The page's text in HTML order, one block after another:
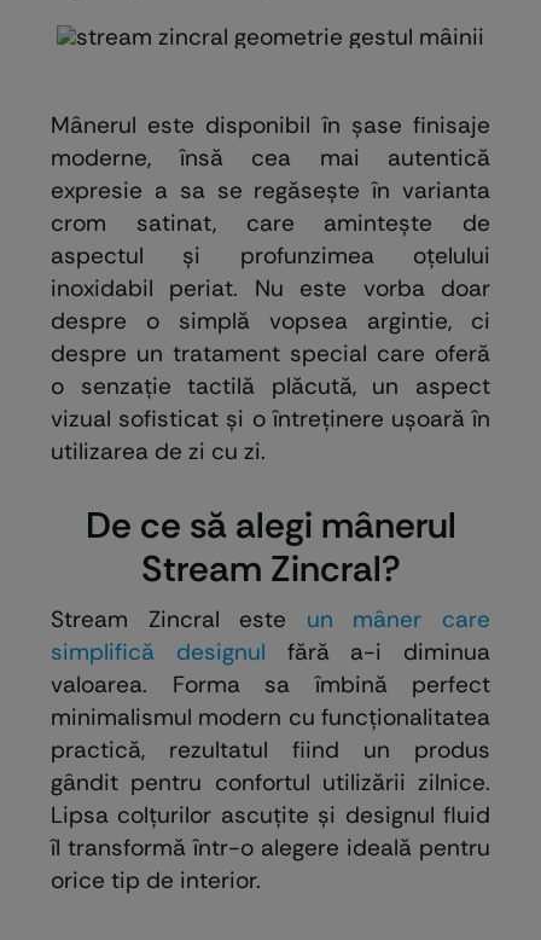
Mânerul este disponibil în șase finisaje
moderne, însă cea mai autentică
expresie a sa se regăsește în varianta
crom satinat, care amintește de
aspectul și profunzimea oțelului
inoxidabil periat. Nu este vorba doar
despre o simplă vopsea argintie, ci
despre un tratament special care oferă
o senzație tactilă plăcută, un aspect
vizual sofisticat și o întreținere ușoară în
utilizarea de zi cu zi.
De ce să alegi mânerul
Stream Zincral?
Stream Zincral este un mâner care
simplifică designul fără a-i diminua
valoarea. Forma sa îmbină perfect
minimalismul modern cu funcționalitatea
practică, rezultatul fiind un produs
gândit pentru confortul utilizării zilnice.
Lipsa colțurilor ascuțite și designul fluid
îl transformă într-o alegere ideală pentru
orice tip de interior.